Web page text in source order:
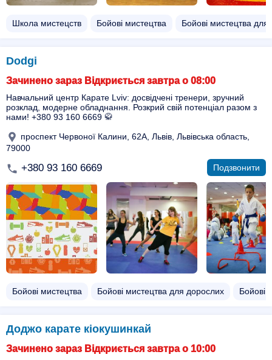
Школа мистецств Бойові мистецтва Бойові мистецтва для
Dodgi
Зачинено зараз Відкриється завтра о 08:00
Навчальний центр Карате Lviv: досвідчені тренери, зручний
розклад, модерне обладнання. Розкрий свій потенціал разом з
нами! +380 93 160 6669 🥋
проспект Червоної Калини, 62А, Львів, Львівська область,
79000
+380 93 160 6669 Подзвонити
Бойові мистецтва Бойові мистецтва для дорослих Бойові
Доджо карате кіокушинкай
Зачинено зараз Відкриється завтра о 10:00